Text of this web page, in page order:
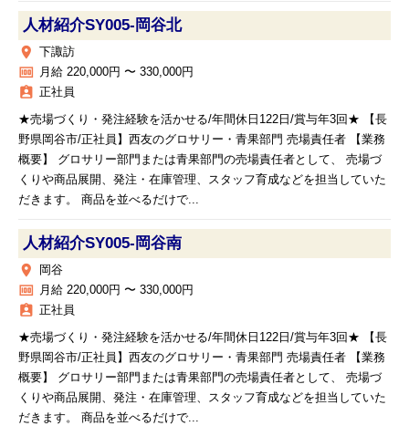
人材紹介SY005‐岡谷北
place 下諏訪
money 月給 220,000円 〜 330,000円
assignment_ind 正社員
★売場づくり・発注経験を活かせる/年間休日122日/賞与年3回★ 【長
野県岡谷市/正社員】西友のグロサリー・青果部門 売場責任者 【業務
概要】 グロサリー部門または青果部門の売場責任者として、 売場づ
くりや商品展開、発注・在庫管理、スタッフ育成などを担当していた
だきます。 商品を並べるだけで...
人材紹介SY005‐岡谷南
place 岡谷
money 月給 220,000円 〜 330,000円
assignment_ind 正社員
★売場づくり・発注経験を活かせる/年間休日122日/賞与年3回★ 【長
野県岡谷市/正社員】西友のグロサリー・青果部門 売場責任者 【業務
概要】 グロサリー部門または青果部門の売場責任者として、 売場づ
くりや商品展開、発注・在庫管理、スタッフ育成などを担当していた
だきます。 商品を並べるだけで...